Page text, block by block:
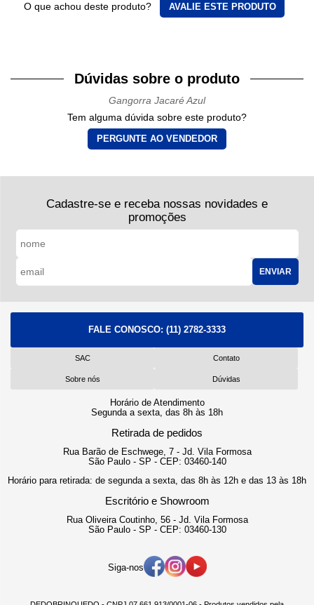
O que achou deste produto? AVALIE ESTE PRODUTO
Dúvidas sobre o produto
Gangorra Jacaré Azul
Tem alguma dúvida sobre este produto?
PERGUNTE AO VENDEDOR
Cadastre-se e receba nossas novidades e
promoções
ENVIAR
FALE CONOSCO: (11) 2782-3333
SAC Contato
Sobre nós Dúvidas
Horário de Atendimento
Segunda a sexta, das 8h às 18h
Retirada de pedidos
Rua Barão de Eschwege, 7 - Jd. Vila Formosa
São Paulo - SP - CEP: 03460-140
Horário para retirada: de segunda a sexta, das 8h às 12h e das 13 às 18h
Escritório e Showroom
Rua Oliveira Coutinho, 56 - Jd. Vila Formosa
São Paulo - SP - CEP: 03460-130
Siga-nos